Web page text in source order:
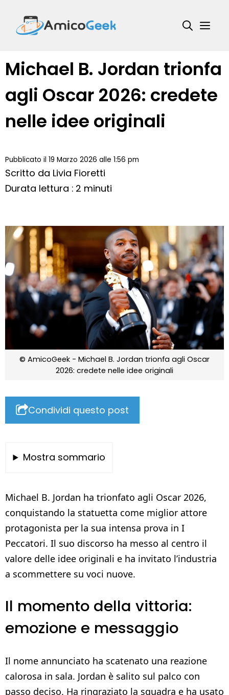
contenuto
Michael B. Jordan trionfa
agli Oscar 2026: credete
nelle idee originali
Pubblicato il 19 Marzo 2026 alle 1:56 pm
Scritto da Livia Fioretti
Durata lettura : 2 minuti
© AmicoGeek - Michael B. Jordan trionfa agli Oscar
2026: credete nelle idee originali
Condividi questo post
Mostra sommario
Michael B. Jordan ha trionfato agli Oscar 2026,
conquistando la statuetta come miglior attore
protagonista per la sua intensa prova in I
Peccatori. Il suo discorso ha messo al centro il
valore delle idee originali e ha invitato l’industria
a scommettere su voci nuove.
Il momento della vittoria:
emozione e messaggio
Il nome annunciato ha scatenato una reazione
calorosa in sala. Jordan è salito sul palco con
passo deciso. Ha ringraziato la squadra e ha usato